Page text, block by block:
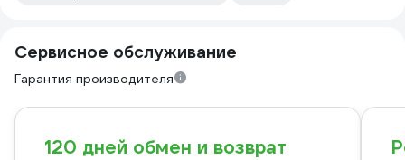
Сервисное обслуживание
Гарантия производителя
120 дней обмен и возврат